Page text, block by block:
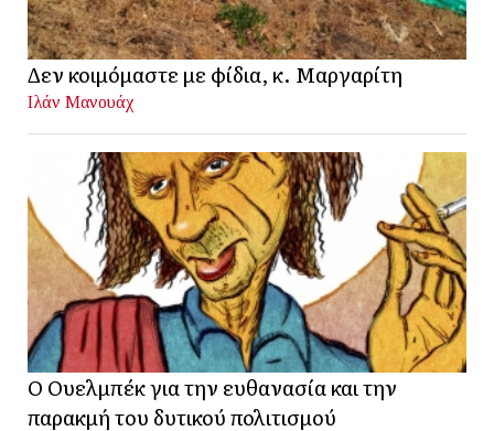
Δεν κοιμόμαστε με φίδια, κ. Μαργαρίτη
Ιλάν Μανουάχ
Ο Ουελμπέκ για την ευθανασία και την
παρακμή του δυτικού πολιτισμού